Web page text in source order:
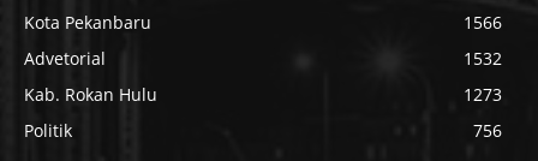
Kota Pekanbaru
1566
Advetorial
1532
Kab. Rokan Hulu
1273
Politik
756